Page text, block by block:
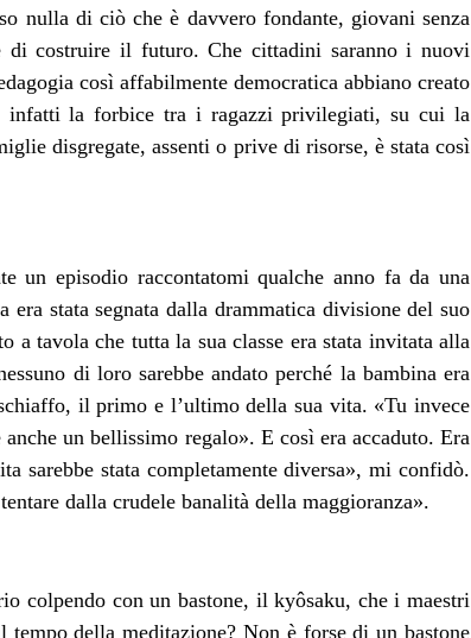
nulla di ciò che è davvero fondante, giovani senza
costruire il futuro. Che cittadini saranno i nuovi
così affabilmente democratica abbiano creato
infatti la forbice tra i ragazzi privilegiati, su cui la
disgregate, assenti o prive di risorse, è stata così
un episodio raccontatomi qualche anno fa da una
stata segnata dalla drammatica divisione del suo
a tavola che tutta la sua classe era stata invitata alla
di loro sarebbe andato perché la bambina era
il primo e l’ultimo della sua vita. «Tu invece
un bellissimo regalo». E così era accaduto. Era
sarebbe stata completamente diversa», mi confidò.
dalla crudele banalità della maggioranza».
colpendo con un bastone, il kyôsaku, che i maestri
della meditazione? Non è forse di un bastone